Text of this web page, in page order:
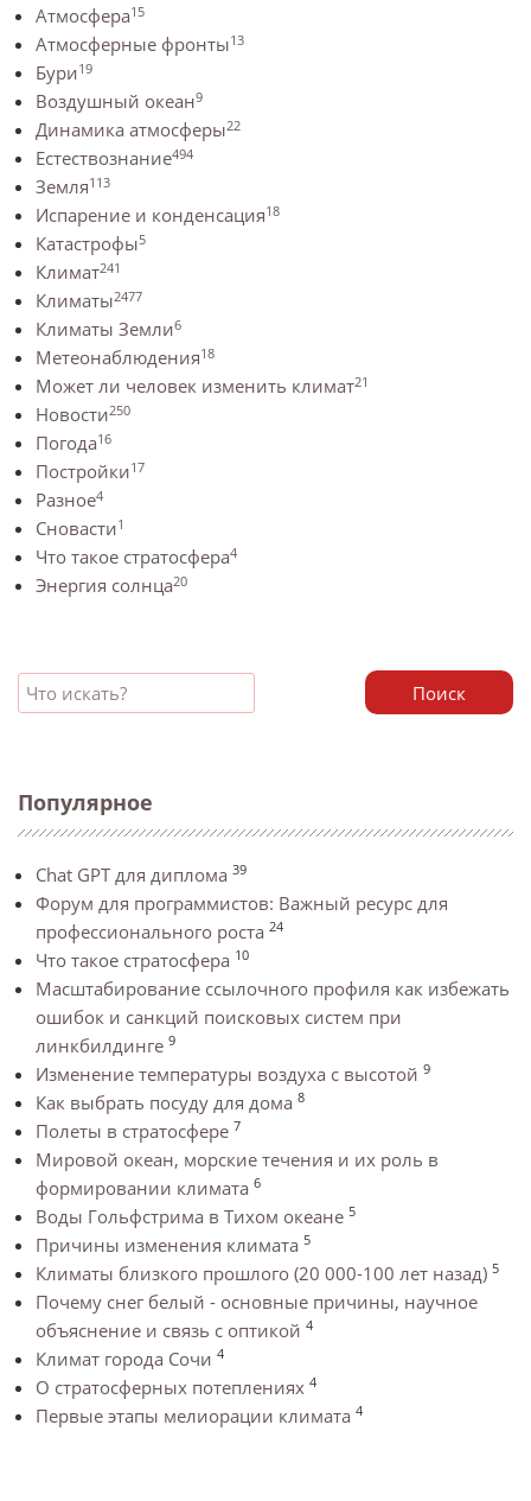
Атмосфера15
Атмосферные фронты13
Бури19
Воздушный океан9
Динамика атмосферы22
Естествознание494
Земля113
Испарение и конденсация18
Катастрофы5
Климат241
Климаты2477
Климаты Земли6
Метеонаблюдения18
Может ли человек изменить климат21
Новости250
Погода16
Постройки17
Разное4
Сновасти1
Что такое стратосфера4
Энергия солнца20
Поиск
Популярное
Chat GPT для диплома 39
Форум для программистов: Важный ресурс для
профессионального роста 24
Что такое стратосфера 10
Масштабирование ссылочного профиля как избежать
ошибок и санкций поисковых систем при
линкбилдинге 9
Изменение температуры воздуха с высотой 9
Как выбрать посуду для дома 8
Полеты в стратосфере 7
Мировой океан, морские течения и их роль в
формировании климата 6
Воды Гольфстрима в Тихом океане 5
Причины изменения климата 5
Климаты близкого прошлого (20 000-100 лет назад) 5
Почему снег белый - основные причины, научное
объяснение и связь с оптикой 4
Климат города Сочи 4
О стратосферных потеплениях 4
Первые этапы мелиорации климата 4